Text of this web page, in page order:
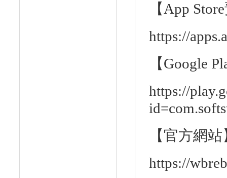
【 App Store
https://
【Google
https://
【官方網站
https://